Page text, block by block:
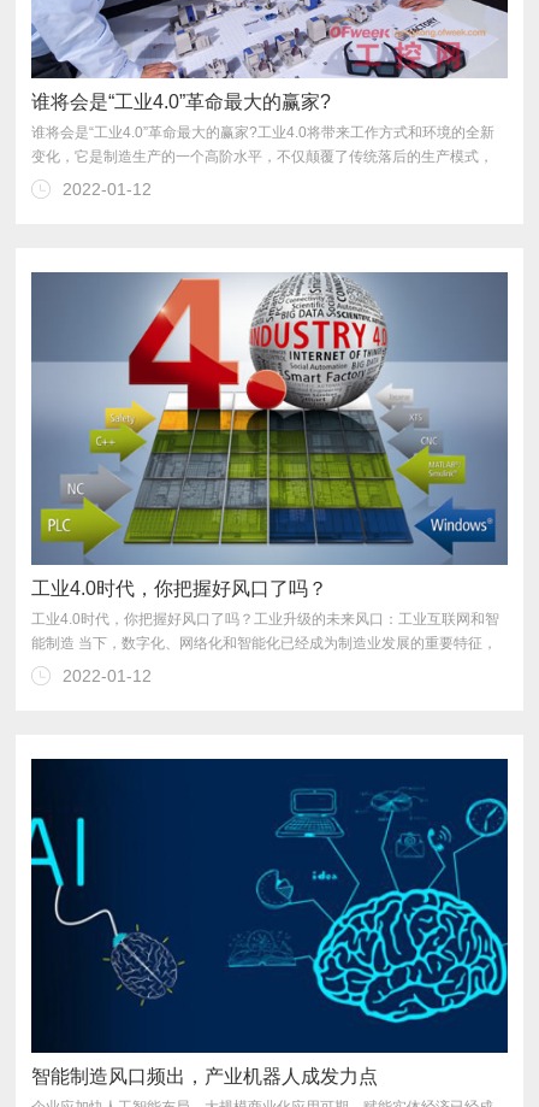
​谁将会是“工业4.0”革命最大的赢家?
是最大的受益者，作为工业自动化的企业又应该如何去把握机会呢？
2022-01-12
工业4.0时代，你把握好风口了吗？
的“软”环节。
2022-01-12
智能制造风口频出，产业机器人成发力点